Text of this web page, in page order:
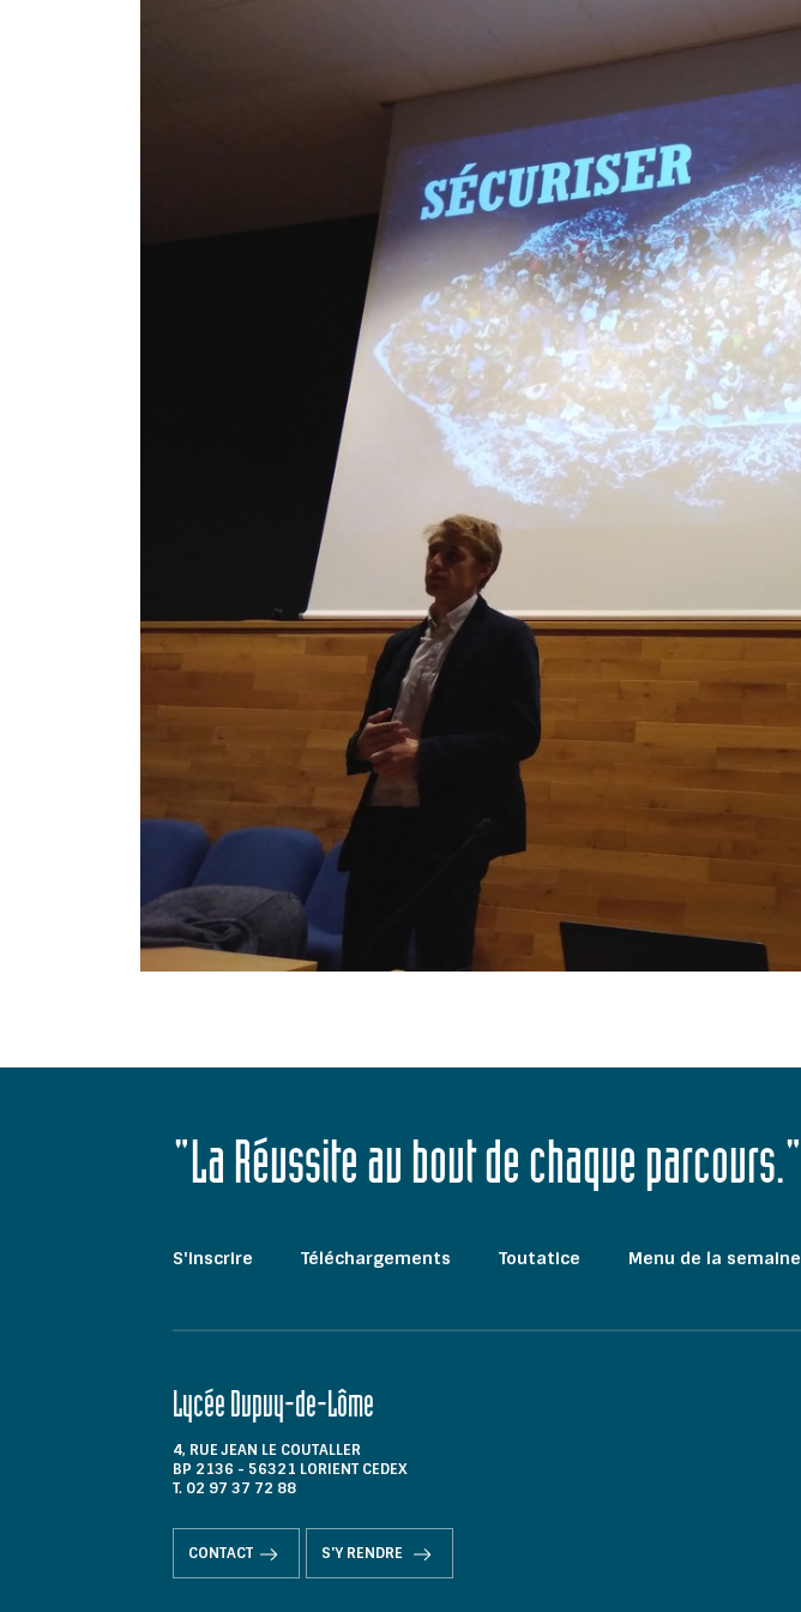
"La Réussite au bout de chaque parcours."
S'inscrire Téléchargements Toutatice Menu de la semaine
Lycée Dupuy-de-Lôme
4, RUE JEAN LE COUTALLER
BP 2136 - 56321 LORIENT CEDEX
T. 02 97 37 72 88
CONTACT S'Y RENDRE